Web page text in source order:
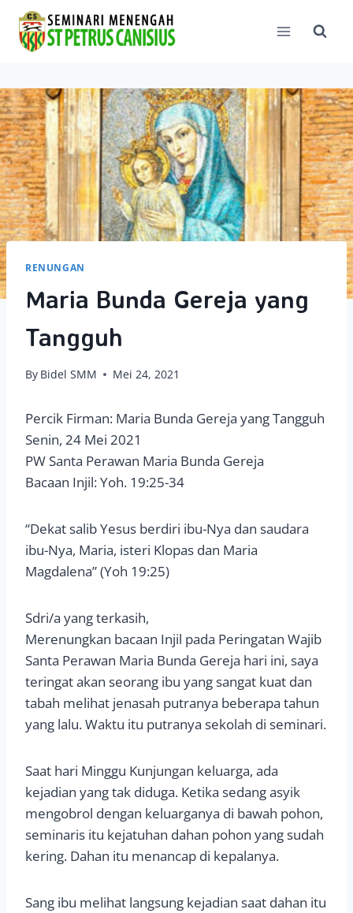
content
RENUNGAN
Maria Bunda Gereja yang
Tangguh
By Bidel SMM Mei 24, 2021
Percik Firman: Maria Bunda Gereja yang Tangguh
Senin, 24 Mei 2021
PW Santa Perawan Maria Bunda Gereja
Bacaan Injil: Yoh. 19:25-34
“Dekat salib Yesus berdiri ibu-Nya dan saudara
ibu-Nya, Maria, isteri Klopas dan Maria
Magdalena” (Yoh 19:25)
Sdri/a yang terkasih,
Merenungkan bacaan Injil pada Peringatan Wajib
Santa Perawan Maria Bunda Gereja hari ini, saya
teringat akan seorang ibu yang sangat kuat dan
tabah melihat jenasah putranya beberapa tahun
yang lalu. Waktu itu putranya sekolah di seminari.
Saat hari Minggu Kunjungan keluarga, ada
kejadian yang tak diduga. Ketika sedang asyik
mengobrol dengan keluarganya di bawah pohon,
seminaris itu kejatuhan dahan pohon yang sudah
kering. Dahan itu menancap di kepalanya.
Sang ibu melihat langsung kejadian saat dahan itu